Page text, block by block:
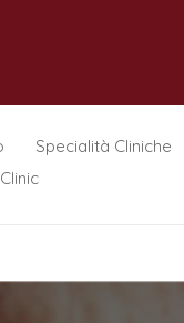
Specialità Cliniche